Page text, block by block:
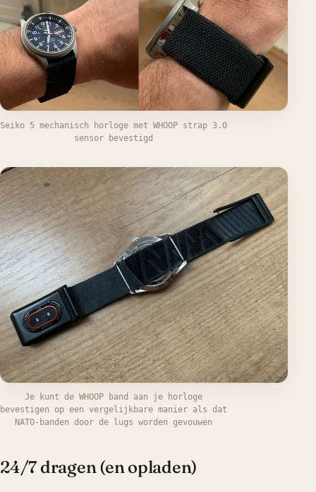
Seiko 5 mechanisch horloge met WHOOP strap 3.0
sensor bevestigd
Je kunt de WHOOP band aan je horloge
bevestigen op een vergelijkbare manier als dat
NATO-banden door de lugs worden gevouwen
24/7 dragen (en opladen)